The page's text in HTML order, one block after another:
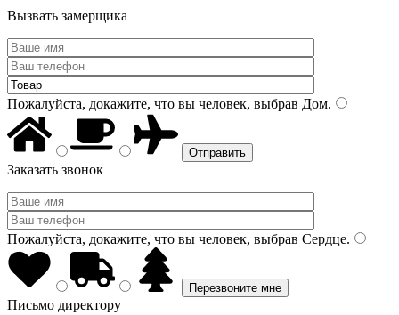
Вызвать замерщика
Пожалуйста, докажите, что вы человек, выбрав Дом.
Заказать звонок
Пожалуйста, докажите, что вы человек, выбрав Сердце.
Письмо директору